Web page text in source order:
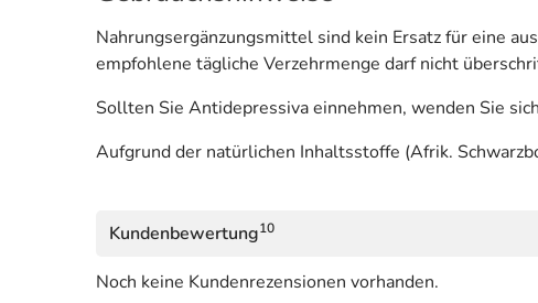
Nahrungsergänzungsmittel sind kein Ersatz für eine
empfohlene tägliche Verzehrmenge darf nicht
Sollten Sie Antidepressiva einnehmen, wenden Sie
Aufgrund der natürlichen Inhaltsstoffe (Afrik.
Kundenbewertung10
Noch keine Kundenrezensionen vorhanden.